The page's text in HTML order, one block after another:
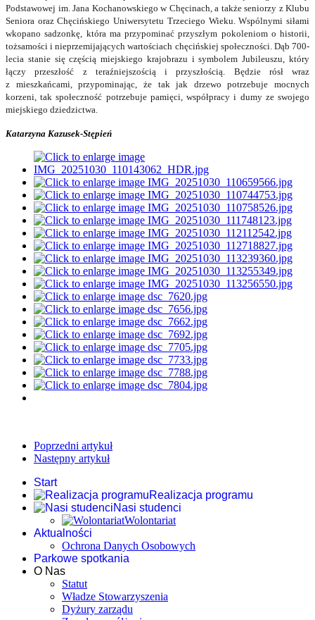
Podstawowej im. Jana Kochanowskiego w Chęcinach, a także seniorzy z Klubu
Seniora oraz Chęcińskiego Uniwersytetu Trzeciego Wieku. Wspólnymi siłami
wkopano sadzonkę, która ma przypominać przyszłym pokoleniom o historii,
tożsamości i nieprzemijających wartościach chęcińskiej społeczności. Dąb 700-
lecia stanie się częścią miejskiego krajobrazu i symbolem Jubileuszu, który
łączy przeszłość z teraźniejszością i przyszłością. Będzie rósł wraz
z mieszkańcami, przypominając, że tak jak drzewo potrzebuje mocnych
korzeni, tak społeczność potrzebuje pamięci, współpracy i dumy ze swojego
miejskiego dziedzictwa.
Katarzyna Kazusek-Stępień
Poprzedni artykuł
Następny artykuł
Start
Realizacja programu
Nasi studenci
Wolontariat
Aktualności
Ochrona Danych Osobowych
Parkowe spotkania
O Nas
Statut
Władze Stowarzyszenia
Dyżury zarządu